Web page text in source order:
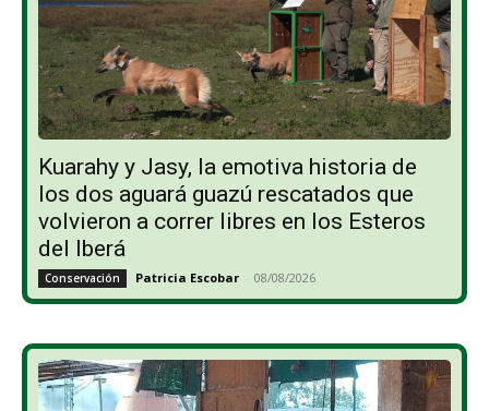
Kuarahy y Jasy, la emotiva historia de
los dos aguará guazú rescatados que
volvieron a correr libres en los Esteros
del Iberá
Conservación Patricia Escobar - 08/08/2026